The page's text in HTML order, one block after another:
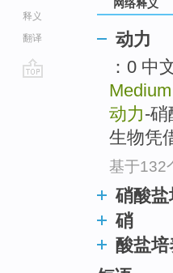
释义
翻译
网络释义
动力
：0 中
Medium
动力-硝
生物凭
基于132
硝酸
硝
酸盐